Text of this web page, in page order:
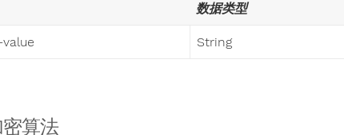
数据类型
String
算法